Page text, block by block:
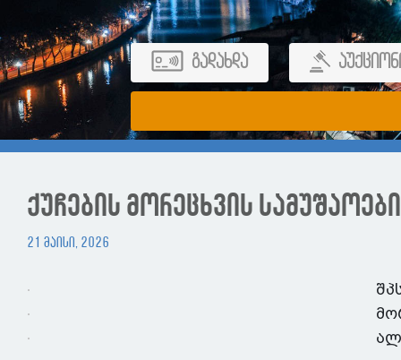
გადახდა
ქუჩების მორეცხვის
21 მაისი, 2026